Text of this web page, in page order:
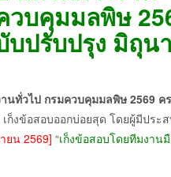
วบคุมมลพิษ
บปรับปรุง มิถุน
นทั่วไป กรมควบคุมมลพิษ 2569 ค
เก็งข้อสอบออกบ่อยสุด โดยผู้มีประ
ยน 2569] “เก็งข้อสอบโดยทีมงาน